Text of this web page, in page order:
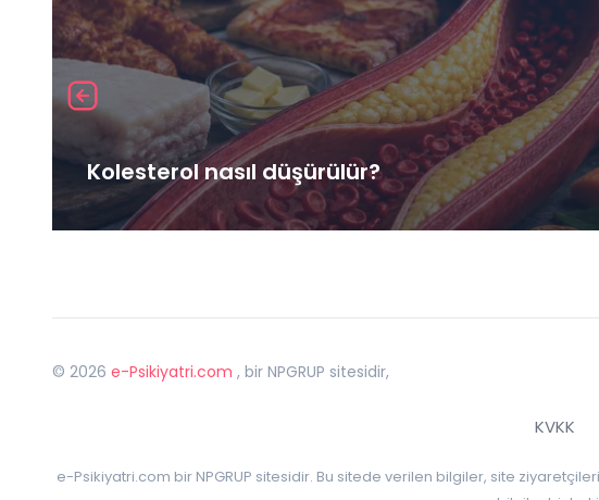
Kolesterol nasıl düşürülür?
© 2026 e-Psikiyatri.com , bir NPGRUP sitesidir,
KVKK
e-Psikiyatri.com bir NPGRUP sitesidir. Bu sitede verilen bilgiler, site